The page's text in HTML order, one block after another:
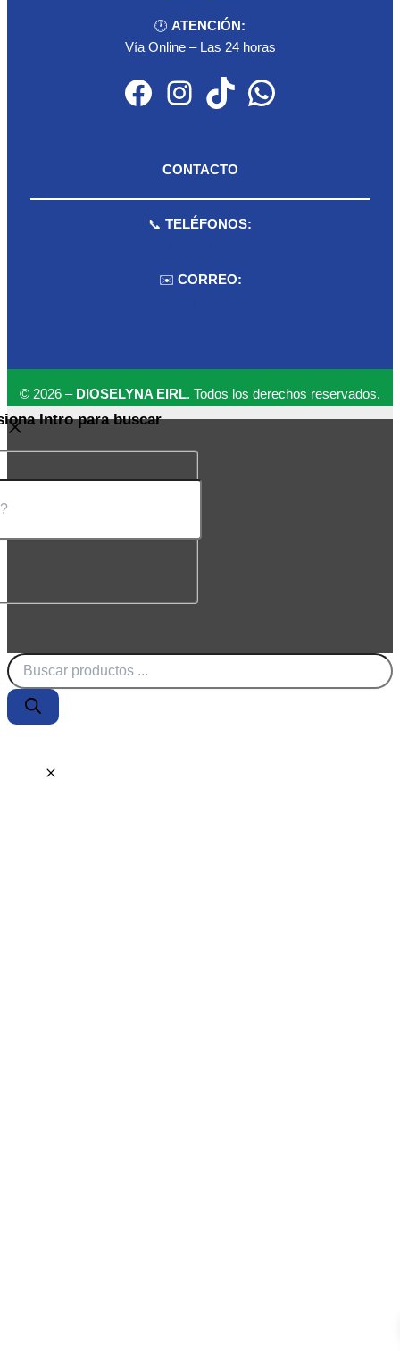
🕐 ATENCIÓN:
Vía Online – Las 24 horas
Facebook Instagram TikTok WhatsApp
CONTACTO
📞 TELÉFONOS:
✉️ CORREO:
© 2026 – DIOSELYNA EIRL. Todos los derechos reservados.
Intro para buscar
Búsqueda
de
productos